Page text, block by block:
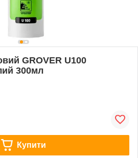
GROVER U100
300мл
Купити